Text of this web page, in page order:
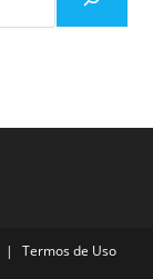
Termos de Uso